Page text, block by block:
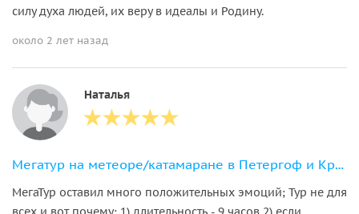
силу духа людей, их веру в идеалы и Родину.
около 2 лет назад
Наталья
Мегатур на метеоре/катамаране в Петергоф и Кронштадт по воде
МегаТур оставил много положительных эмоций; Тур не для